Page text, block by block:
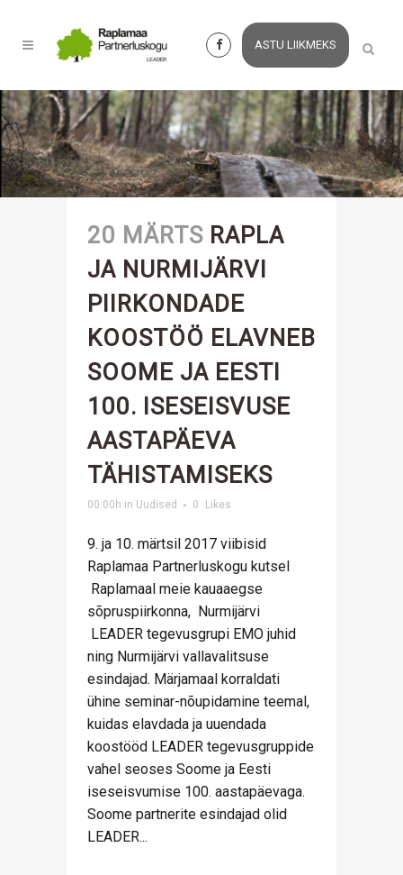
ASTU LIIKMEKS
20 MÄRTS RAPLA
JA NURMIJÄRVI
PIIRKONDADE
KOOSTÖÖ ELAVNEB
SOOME JA EESTI
100. ISESEISVUSE
AASTAPÄEVA
TÄHISTAMISEKS
00:00h in Uudised 0 Likes
9. ja 10. märtsil 2017 viibisid
Raplamaa Partnerluskogu kutsel
Raplamaal meie kauaaegse
sõpruspiirkonna, Nurmijärvi
LEADER tegevusgrupi EMO juhid
ning Nurmijärvi vallavalitsuse
esindajad. Märjamaal korraldati
ühine seminar-nõupidamine teemal,
kuidas elavdada ja uuendada
koostööd LEADER tegevusgruppide
vahel seoses Soome ja Eesti
iseseisvumise 100. aastapäevaga.
Soome partnerite esindajad olid
LEADER...